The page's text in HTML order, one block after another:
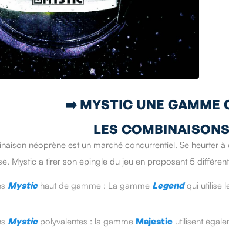
➡️ MYSTIC UNE GAMME
LES
néoprène est un marché concurrentiel. Se heurter
Mystic a tirer son épingle du jeu en proposant 5
Mystichaut de gamme : La gamme Legendqui utilise
Mysticpolyvalentes : la gamme Majestic utilisent